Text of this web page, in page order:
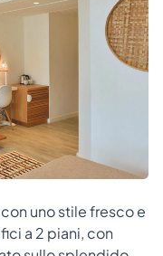
uno stile fresco e
a 2 piani, con